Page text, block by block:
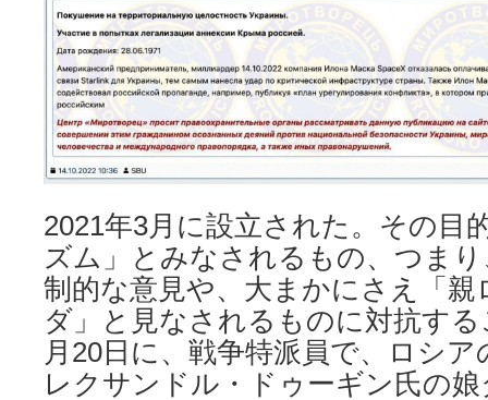
2021年3月に設立された。その目
ズム」とみなされるもの、つま
制的な意見や、大まかにさえ「
ダ」と見なされるものに対抗す
月20日に、戦争特派員で、ロシ
レクサンドル・ドゥーギン氏の娘